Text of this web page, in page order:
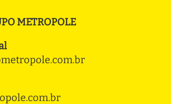
METROPOLE